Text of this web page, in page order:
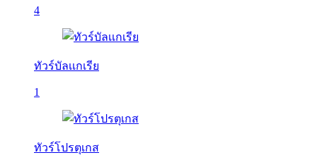
4
ทัวร์บัลเเกเรีย
1
ทัวร์โปรตุเกส